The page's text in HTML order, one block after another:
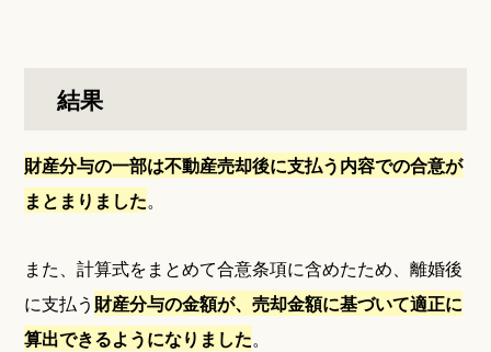
結果
財産分与の一部は不動産売却後に支払う内容での合意が
まとまりました。
また、計算式をまとめて合意条項に含めたため、離婚後
に支払う 財産分与の金額が、売却金額に基づいて適正に
算出できるようになりました。